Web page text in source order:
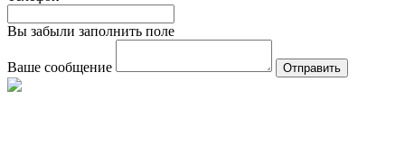
Вы забыли заполнить поле
Ваше сообщение Отправить